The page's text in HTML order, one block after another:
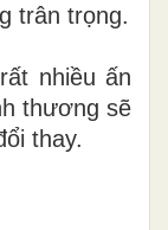
trân trọng.
nhiều ấn
thương sẽ
thay.